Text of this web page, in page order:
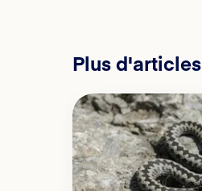
Plus d'articles